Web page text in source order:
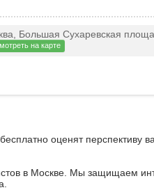
Большая Сухаревская
на карте
оценят перспективу
в Москве. Мы защищаем